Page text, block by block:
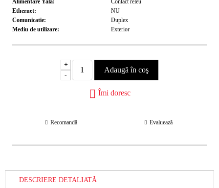
Alimentare Yala:
Contact releu
Ethernet:
NU
Comunicatie:
Duplex
Mediu de utilizare:
Exterior
+
-
Îmi doresc
Recomandă Evaluează
DESCRIERE DETALIATĂ